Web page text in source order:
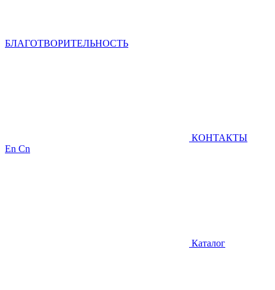
БЛАГОТВОРИТЕЛЬНОСТЬ
КОНТАКТЫ
En Cn
Каталог